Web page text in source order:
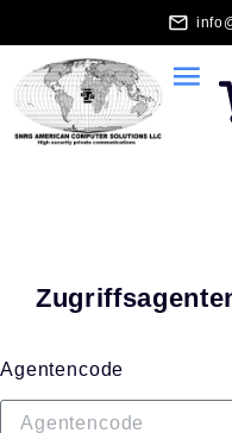
Agentencode